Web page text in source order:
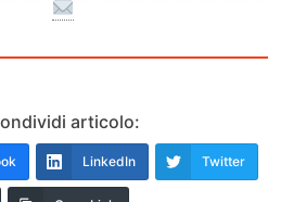
articolo:
LinkedIn Twitter